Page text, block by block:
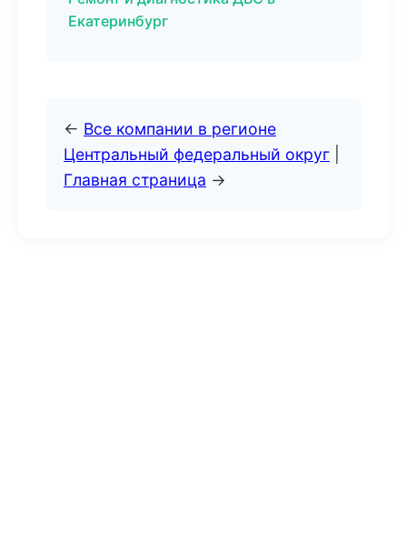
Екатеринбург
← Все компании в регионе
Центральный федеральный округ
Главная страница →